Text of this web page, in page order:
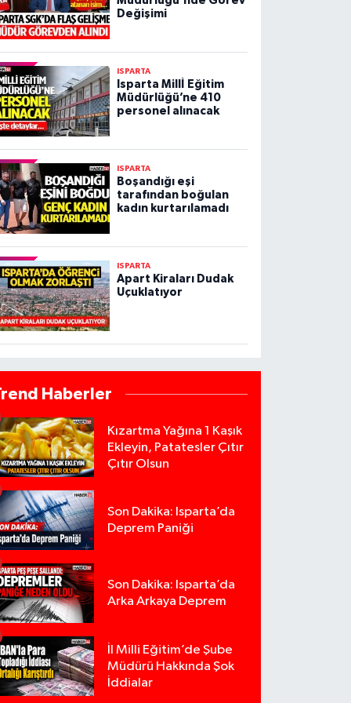
Değişimi
ISPARTA
Isparta Millİ Eğitim
Müdürlüğü’ne 410
personel alınacak
ISPARTA
Boşandığı eşi
tarafından boğulan
kadın kurtarılamadı
ISPARTA
Apart Kiraları Dudak
Uçuklatıyor
Haberler
Kızartma Yağına 1 Kaşık
Ekleyin, Patatesler Çıtır
Çıtır Olsun
Son Dakika: Isparta’da
Deprem Paniği
Son Dakika: Isparta’da
Arka Arkaya Deprem
İl Milli Eğitim’de Şube
Müdürü Hakkında Şok
İddialar